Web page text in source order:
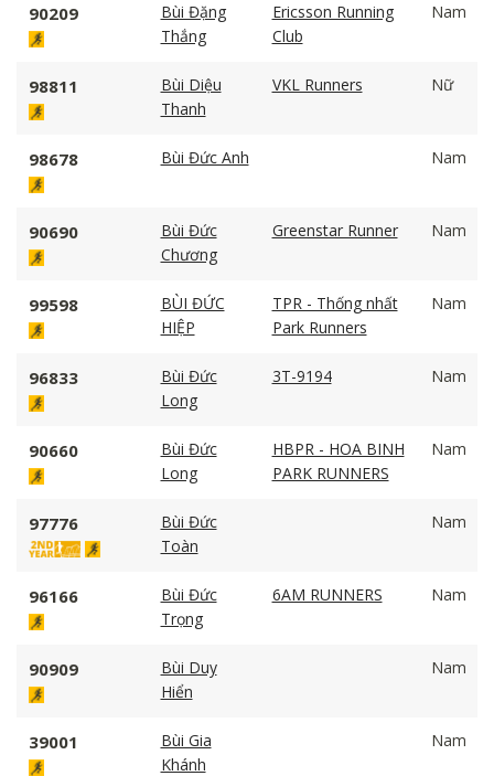
90209
Bùi Đặng
Thắng
Ericsson Running
Club
Nam
98811
Bùi Diệu
Thanh
VKL Runners Nữ
98678 Bùi Đức Anh Nam
90690
Bùi Đức
Chương
Greenstar Runner Nam
99598
BÙI ĐỨC
HIỆP
TPR - Thống nhất
Park Runners
Nam
96833
Bùi Đức
Long
3T-9194 Nam
90660
Bùi Đức
Long
HBPR - HOA BINH
PARK RUNNERS
Nam
97776
Bùi Đức
Toàn
Nam
96166
Bùi Đức
Trọng
6AM RUNNERS Nam
90909
Bùi Duy
Hiển
Nam
39001
Bùi Gia
Khánh
Nam